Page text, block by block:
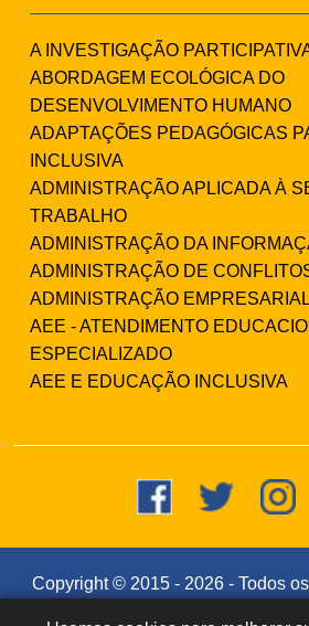
A INVESTIGAÇÃO
ABORDAGEM ECOLÓGICA DO
DESENVOLVIMENTO HUMANO
ADAPTAÇÕES PEDAGÓGICAS
INCLUSIVA
ADMINISTRAÇÃO APLICADA À
TRABALHO
ADMINISTRAÇÃO DA
ADMINISTRAÇÃO DE
ADMINISTRAÇÃO EMPRESARIAL
AEE - ATENDIMENTO
ESPECIALIZADO
AEE E EDUCAÇÃO INCLUSIVA
Copyright © 2015 - 2026 - Todos